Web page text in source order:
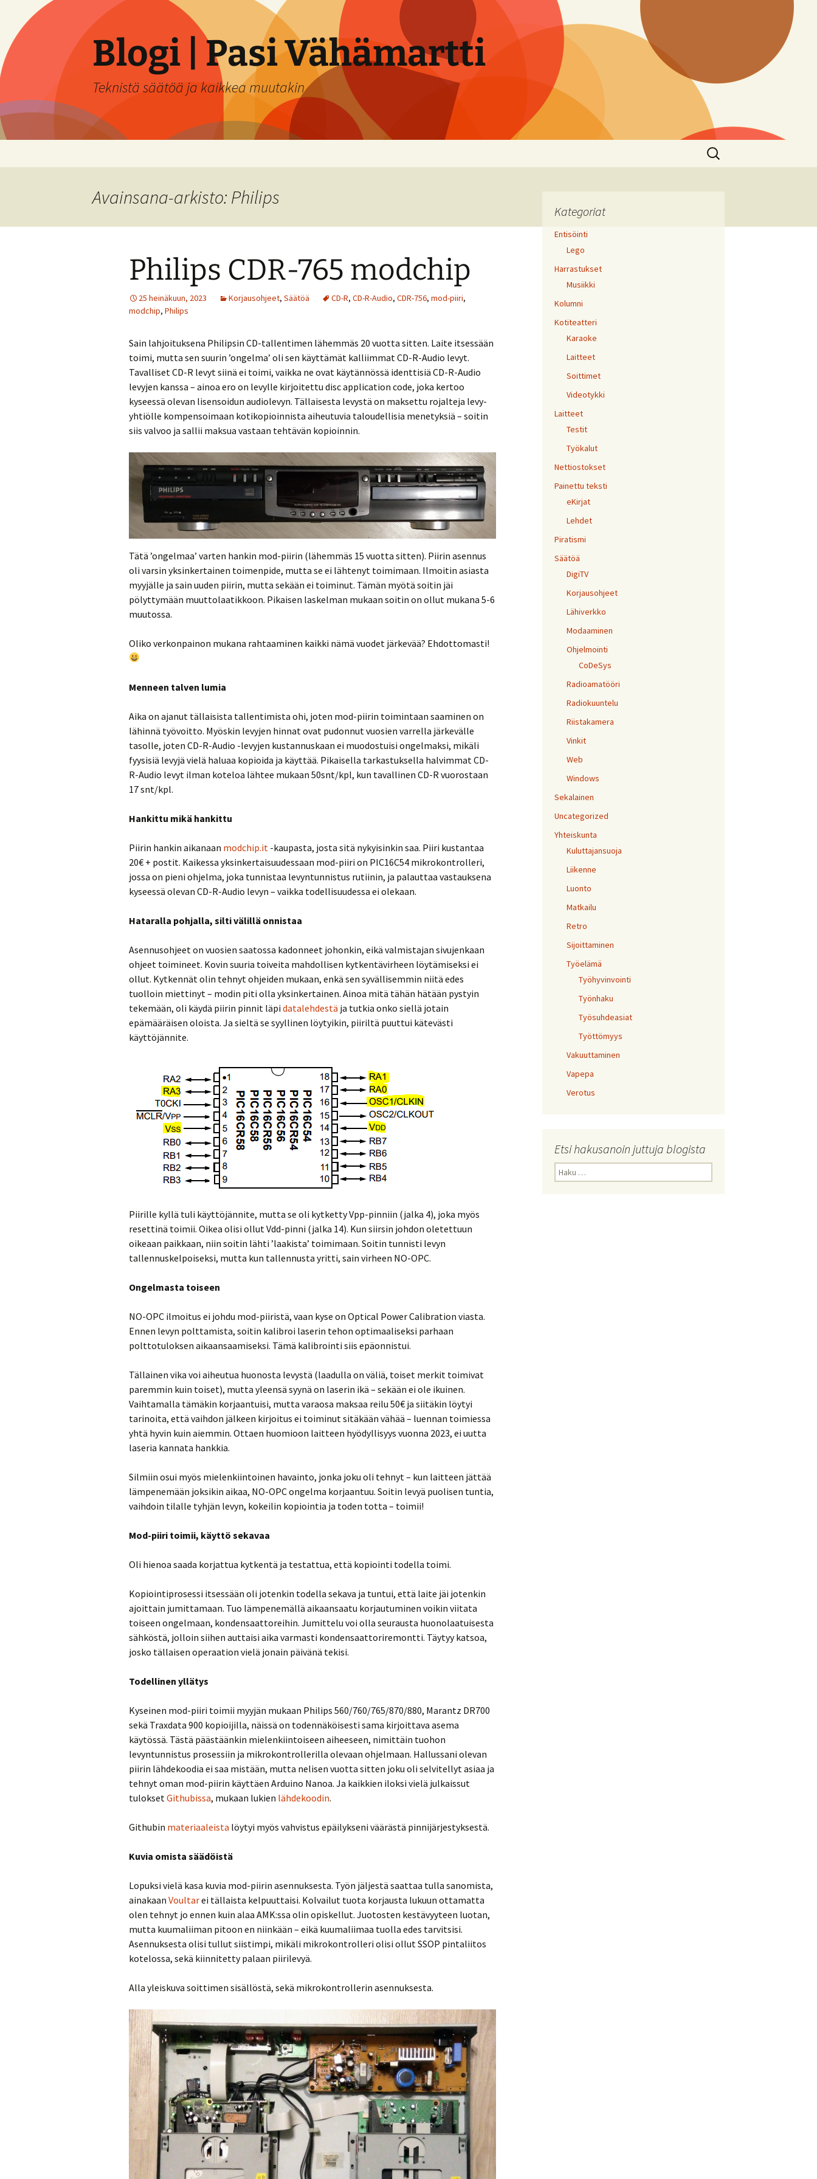
sisältöön
Blogi | Pasi Vähämartti
Teknistä säätöä ja kaikkea muutakin
Haku:
Avainsana-arkisto: Philips
Philips CDR-765 modchip
25 heinäkuun, 2023 Korjausohjeet, Säätöä CD-R, CD-R-Audio, CDR-756, mod-piiri,
modchip, Philips
Sain lahjoituksena Philipsin CD-tallentimen lähemmäs 20 vuotta sitten. Laite itsessään
toimi, mutta sen suurin ’ongelma’ oli sen käyttämät kalliimmat CD-R-Audio levyt.
Tavalliset CD-R levyt siinä ei toimi, vaikka ne ovat käytännössä identtisiä CD-R-Audio
levyjen kanssa – ainoa ero on levylle kirjoitettu disc application code, joka kertoo
kyseessä olevan lisensoidun audiolevyn. Tällaisesta levystä on maksettu rojalteja levy-
yhtiölle kompensoimaan kotikopioinnista aiheutuvia taloudellisia menetyksiä – soitin
siis valvoo ja sallii maksua vastaan tehtävän kopioinnin.
Tätä ’ongelmaa’ varten hankin mod-piirin (lähemmäs 15 vuotta sitten). Piirin asennus
oli varsin yksinkertainen toimenpide, mutta se ei lähtenyt toimimaan. Ilmoitin asiasta
myyjälle ja sain uuden piirin, mutta sekään ei toiminut. Tämän myötä soitin jäi
pölyttymään muuttolaatikkoon. Pikaisen laskelman mukaan soitin on ollut mukana 5-6
muutossa.
Oliko verkonpainon mukana rahtaaminen kaikki nämä vuodet järkevää? Ehdottomasti!
Menneen talven lumia
Aika on ajanut tällaisista tallentimista ohi, joten mod-piirin toimintaan saaminen on
lähinnä työvoitto. Myöskin levyjen hinnat ovat pudonnut vuosien varrella järkevälle
tasolle, joten CD-R-Audio -levyjen kustannuskaan ei muodostuisi ongelmaksi, mikäli
fyysisiä levyjä vielä haluaa kopioida ja käyttää. Pikaisella tarkastuksella halvimmat CD-
R-Audio levyt ilman koteloa lähtee mukaan 50snt/kpl, kun tavallinen CD-R vuorostaan
17 snt/kpl.
Hankittu mikä hankittu
Piirin hankin aikanaan modchip.it -kaupasta, josta sitä nykyisinkin saa. Piiri kustantaa
20€ + postit. Kaikessa yksinkertaisuudessaan mod-piiri on PIC16C54 mikrokontrolleri,
jossa on pieni ohjelma, joka tunnistaa levyntunnistus rutiinin, ja palauttaa vastauksena
kyseessä olevan CD-R-Audio levyn – vaikka todellisuudessa ei olekaan.
Hataralla pohjalla, silti välillä onnistaa
Asennusohjeet on vuosien saatossa kadonneet johonkin, eikä valmistajan sivujenkaan
ohjeet toimineet. Kovin suuria toiveita mahdollisen kytkentävirheen löytämiseksi ei
ollut. Kytkennät olin tehnyt ohjeiden mukaan, enkä sen syvällisemmin niitä edes
tuolloin miettinyt – modin piti olla yksinkertainen. Ainoa mitä tähän hätään pystyin
tekemään, oli käydä piirin pinnit läpi datalehdestä ja tutkia onko siellä jotain
epämääräisen oloista. Ja sieltä se syyllinen löytyikin, piiriltä puuttui kätevästi
käyttöjännite.
Piirille kyllä tuli käyttöjännite, mutta se oli kytketty Vpp-pinniin (jalka 4), joka myös
resettinä toimii. Oikea olisi ollut Vdd-pinni (jalka 14). Kun siirsin johdon oletettuun
oikeaan paikkaan, niin soitin lähti ’laakista’ toimimaan. Soitin tunnisti levyn
tallennuskelpoiseksi, mutta kun tallennusta yritti, sain virheen NO-OPC.
Ongelmasta toiseen
NO-OPC ilmoitus ei johdu mod-piiristä, vaan kyse on Optical Power Calibration viasta.
Ennen levyn polttamista, soitin kalibroi laserin tehon optimaaliseksi parhaan
polttotuloksen aikaansaamiseksi. Tämä kalibrointi siis epäonnistui.
Tällainen vika voi aiheutua huonosta levystä (laadulla on väliä, toiset merkit toimivat
paremmin kuin toiset), mutta yleensä syynä on laserin ikä – sekään ei ole ikuinen.
Vaihtamalla tämäkin korjaantuisi, mutta varaosa maksaa reilu 50€ ja siitäkin löytyi
tarinoita, että vaihdon jälkeen kirjoitus ei toiminut sitäkään vähää – luennan toimiessa
yhtä hyvin kuin aiemmin. Ottaen huomioon laitteen hyödyllisyys vuonna 2023, ei uutta
laseria kannata hankkia.
Silmiin osui myös mielenkiintoinen havainto, jonka joku oli tehnyt – kun laitteen jättää
lämpenemään joksikin aikaa, NO-OPC ongelma korjaantuu. Soitin levyä puolisen tuntia,
vaihdoin tilalle tyhjän levyn, kokeilin kopiointia ja toden totta – toimii!
Mod-piiri toimii, käyttö sekavaa
Oli hienoa saada korjattua kytkentä ja testattua, että kopiointi todella toimi.
Kopiointiprosessi itsessään oli jotenkin todella sekava ja tuntui, että laite jäi jotenkin
ajoittain jumittamaan. Tuo lämpenemällä aikaansaatu korjautuminen voikin viitata
toiseen ongelmaan, kondensaattoreihin. Jumittelu voi olla seurausta huonolaatuisesta
sähköstä, jolloin siihen auttaisi aika varmasti kondensaattoriremontti. Täytyy katsoa,
josko tällaisen operaation vielä jonain päivänä tekisi.
Todellinen yllätys
Kyseinen mod-piiri toimii myyjän mukaan Philips 560/760/765/870/880, Marantz DR700
sekä Traxdata 900 kopioijilla, näissä on todennäköisesti sama kirjoittava asema
käytössä. Tästä päästäänkin mielenkiintoiseen aiheeseen, nimittäin tuohon
levyntunnistus prosessiin ja mikrokontrollerilla olevaan ohjelmaan. Hallussani olevan
piirin lähdekoodia ei saa mistään, mutta nelisen vuotta sitten joku oli selvitellyt asiaa ja
tehnyt oman mod-piirin käyttäen Arduino Nanoa. Ja kaikkien iloksi vielä julkaissut
tulokset Githubissa, mukaan lukien lähdekoodin.
Githubin materiaaleista löytyi myös vahvistus epäilykseni väärästä pinnijärjestyksestä.
Kuvia omista säädöistä
Lopuksi vielä kasa kuvia mod-piirin asennuksesta. Työn jäljestä saattaa tulla sanomista,
ainakaan Voultarei tällaista kelpuuttaisi. Kolvailut tuota korjausta lukuun ottamatta
olen tehnyt jo ennen kuin alaa AMK:ssa olin opiskellut. Juotosten kestävyyteen luotan,
mutta kuumaliiman pitoon en niinkään – eikä kuumaliimaa tuolla edes tarvitsisi.
Asennuksesta olisi tullut siistimpi, mikäli mikrokontrolleri olisi ollut SSOP pintaliitos
kotelossa, sekä kiinnitetty palaan piirilevyä.
Alla yleiskuva soittimen sisällöstä, sekä mikrokontrollerin asennuksesta.
Kategoriat
Entisöinti
Lego
Harrastukset
Musiikki
Kolumni
Kotiteatteri
Karaoke
Laitteet
Soittimet
Videotykki
Laitteet
Testit
Työkalut
Nettiostokset
Painettu teksti
eKirjat
Lehdet
Piratismi
Säätöä
DigiTV
Korjausohjeet
Lähiverkko
Modaaminen
Ohjelmointi
CoDeSys
Radioamatööri
Radiokuuntelu
Riistakamera
Vinkit
Web
Windows
Sekalainen
Uncategorized
Yhteiskunta
Kuluttajansuoja
Liikenne
Luonto
Matkailu
Retro
Sijoittaminen
Työelämä
Työhyvinvointi
Työnhaku
Työsuhdeasiat
Työttömyys
Vakuuttaminen
Vapepa
Verotus
Etsi hakusanoin juttuja blogista
Haku: